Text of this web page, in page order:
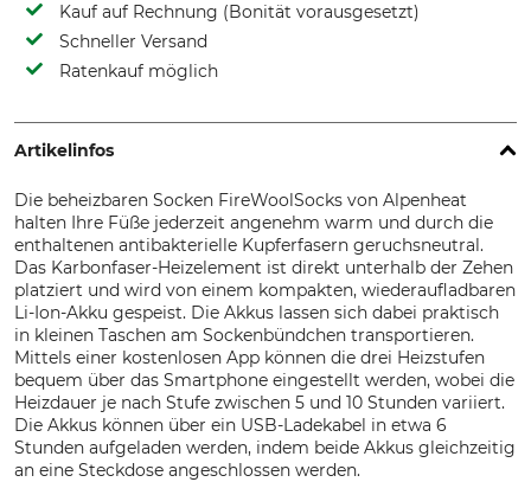
Kauf auf Rechnung (Bonität vorausgesetzt)
Schneller Versand
Ratenkauf möglich
Artikelinfos
Die beheizbaren Socken FireWoolSocks von Alpenheat
halten Ihre Füße jederzeit angenehm warm und durch die
enthaltenen antibakterielle Kupferfasern geruchsneutral.
Das Karbonfaser-Heizelement ist direkt unterhalb der Zehen
platziert und wird von einem kompakten, wiederaufladbaren
Li-Ion-Akku gespeist. Die Akkus lassen sich dabei praktisch
in kleinen Taschen am Sockenbündchen transportieren.
Mittels einer kostenlosen App können die drei Heizstufen
bequem über das Smartphone eingestellt werden, wobei die
Heizdauer je nach Stufe zwischen 5 und 10 Stunden variiert.
Die Akkus können über ein USB-Ladekabel in etwa 6
Stunden aufgeladen werden, indem beide Akkus gleichzeitig
an eine Steckdose angeschlossen werden.